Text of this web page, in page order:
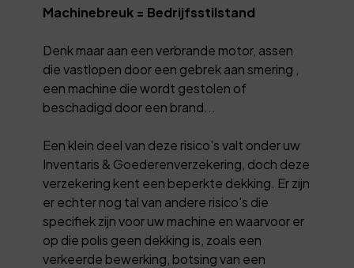
Machinebreuk = Bedrijfsstilstand
Denk maar aan een verbrande motor, assen
die vastlopen door een gebrek aan smering ,
een machine die wordt gestolen of
beschadigd door een brand...
Een klein deel van deze risico's valt onder uw
Inventaris & Goederenverzekering, doch deze
verzekering kent een beperkte dekking. Er zijn
er echter nog tal van andere risico's die
specifiek zijn voor uw machine en waarvoor er
op die polis geen dekking is, zoals een
verkeerde bewerking, botsing van een